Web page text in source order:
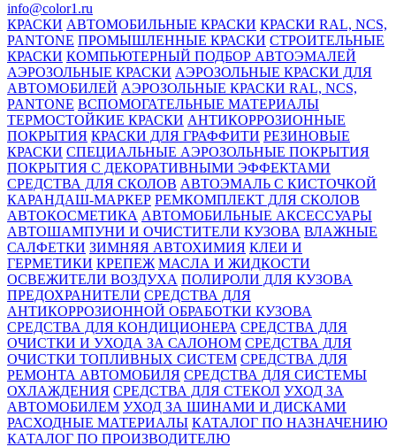
info@color1.ru
КРАСКИ АВТОМОБИЛЬНЫЕ КРАСКИ КРАСКИ RAL, NCS,
PANTONE ПРОМЫШЛЕННЫЕ КРАСКИ СТРОИТЕЛЬНЫЕ
КРАСКИ КОМПЬЮТЕРНЫЙ ПОДБОР АВТОЭМАЛЕЙ
АЭРОЗОЛЬНЫЕ КРАСКИ АЭРОЗОЛЬНЫЕ КРАСКИ ДЛЯ
АВТОМОБИЛЕЙ АЭРОЗОЛЬНЫЕ КРАСКИ RAL, NCS,
PANTONE ВСПОМОГАТЕЛЬНЫЕ МАТЕРИАЛЫ
ТЕРМОСТОЙКИЕ КРАСКИ АНТИКОРРОЗИОННЫЕ
ПОКРЫТИЯ КРАСКИ ДЛЯ ГРАФФИТИ РЕЗИНОВЫЕ
КРАСКИ СПЕЦИАЛЬНЫЕ АЭРОЗОЛЬНЫЕ ПОКРЫТИЯ
ПОКРЫТИЯ С ДЕКОРАТИВНЫМИ ЭФФЕКТАМИ
СРЕДСТВА ДЛЯ СКОЛОВ АВТОЭМАЛЬ С КИСТОЧКОЙ
КАРАНДАШ-МАРКЕР РЕМКОМПЛЕКТ ДЛЯ СКОЛОВ
АВТОКОСМЕТИКА АВТОМОБИЛЬНЫЕ АКСЕССУАРЫ
АВТОШАМПУНИ И ОЧИСТИТЕЛИ КУЗОВА ВЛАЖНЫЕ
САЛФЕТКИ ЗИМНЯЯ АВТОХИМИЯ КЛЕИ И
ГЕРМЕТИКИ КРЕПЕЖ МАСЛА И ЖИДКОСТИ
ОСВЕЖИТЕЛИ ВОЗДУХА ПОЛИРОЛИ ДЛЯ КУЗОВА
ПРЕДОХРАНИТЕЛИ СРЕДСТВА ДЛЯ
АНТИКОРРОЗИОННОЙ ОБРАБОТКИ КУЗОВА
СРЕДСТВА ДЛЯ КОНДИЦИОНЕРА СРЕДСТВА ДЛЯ
ОЧИСТКИ И УХОДА ЗА САЛОНОМ СРЕДСТВА ДЛЯ
ОЧИСТКИ ТОПЛИВНЫХ СИСТЕМ СРЕДСТВА ДЛЯ
РЕМОНТА АВТОМОБИЛЯ СРЕДСТВА ДЛЯ СИСТЕМЫ
ОХЛАЖДЕНИЯ СРЕДСТВА ДЛЯ СТЕКОЛ УХОД ЗА
АВТОМОБИЛЕМ УХОД ЗА ШИНАМИ И ДИСКАМИ
РАСХОДНЫЕ МАТЕРИАЛЫ КАТАЛОГ ПО НАЗНАЧЕНИЮ
КАТАЛОГ ПО ПРОИЗВОДИТЕЛЮ